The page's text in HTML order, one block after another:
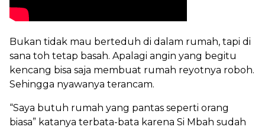
Bukan tidak mau berteduh di dalam rumah, tapi di
sana toh tetap basah. Apalagi angin yang begitu
kencang bisa saja membuat rumah reyotnya roboh.
Sehingga nyawanya terancam.
“Saya butuh rumah yang pantas seperti orang
biasa” katanya terbata-bata karena Si Mbah sudah